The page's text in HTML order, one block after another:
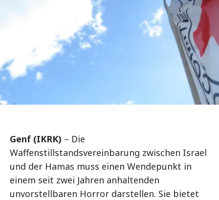
Genf (IKRK) – Die
Waffenstillstandsvereinbarung zwischen Israel
und der Hamas muss einen Wendepunkt in
einem seit zwei Jahren anhaltenden
unvorstellbaren Horror darstellen. Sie bietet